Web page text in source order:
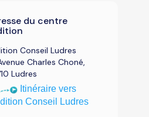
du centre
Conseil Ludres
Charles Choné,
Ludres
Itinéraire vers
Conseil Ludres